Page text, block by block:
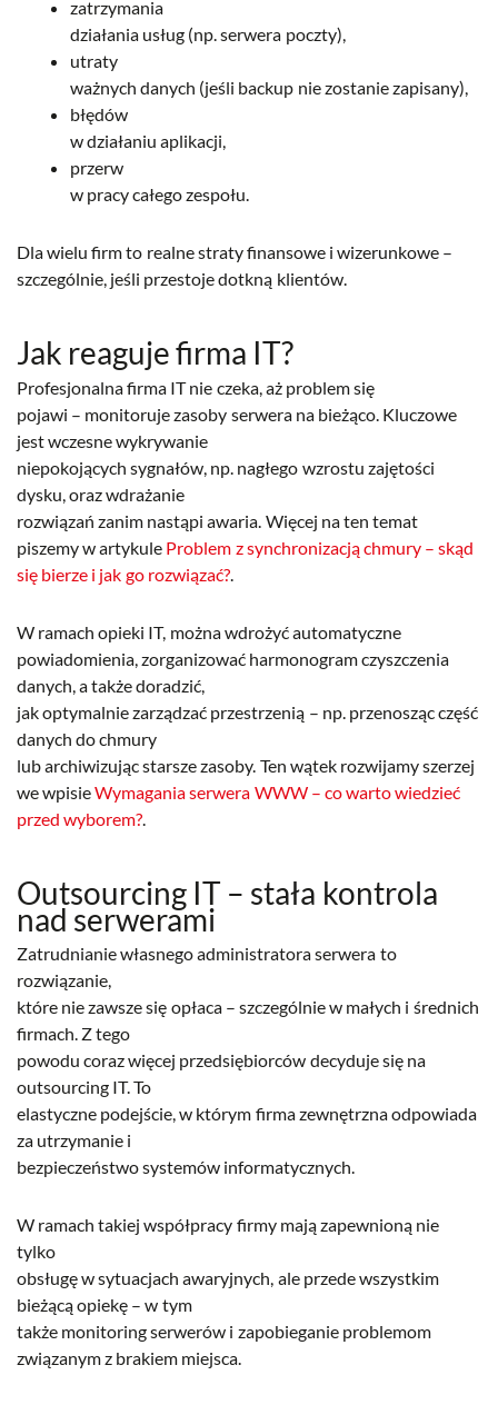
zatrzymania
działania usług (np. serwera poczty),
utraty
ważnych danych (jeśli backup nie zostanie zapisany),
błędów
w działaniu aplikacji,
przerw
w pracy całego zespołu.
Dla wielu firm to realne straty finansowe i wizerunkowe –
szczególnie, jeśli przestoje dotkną klientów.
Jak reaguje firma IT?
Profesjonalna firma IT nie czeka, aż problem się
pojawi – monitoruje zasoby serwera na bieżąco. Kluczowe
jest wczesne wykrywanie
niepokojących sygnałów, np. nagłego wzrostu zajętości
dysku, oraz wdrażanie
rozwiązań zanim nastąpi awaria. Więcej na ten temat
piszemy w artykule Problem z synchronizacją chmury – skąd
się bierze i jak go rozwiązać?.
W ramach opieki IT, można wdrożyć automatyczne
powiadomienia, zorganizować harmonogram czyszczenia
danych, a także doradzić,
jak optymalnie zarządzać przestrzenią – np. przenosząc część
danych do chmury
lub archiwizując starsze zasoby. Ten wątek rozwijamy szerzej
we wpisieWymagania serwera WWW – co warto wiedzieć
przed wyborem?
Outsourcing IT – stała kontrola
nad serwerami
Zatrudnianie własnego administratora serwera to
rozwiązanie,
które nie zawsze się opłaca – szczególnie w małych i średnich
firmach. Z tego
powodu coraz więcej przedsiębiorców decyduje się na
outsourcing IT. To
elastyczne podejście, w którym firma zewnętrzna odpowiada
za utrzymanie i
bezpieczeństwo systemów informatycznych.
W ramach takiej współpracy firmy mają zapewnioną nie
tylko
obsługę w sytuacjach awaryjnych, ale przede wszystkim
bieżącą opiekę – w tym
także monitoring serwerów i zapobieganie problemom
związanym z brakiem miejsca.